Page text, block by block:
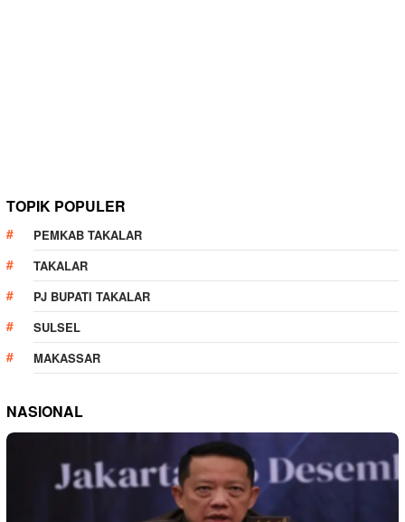
TOPIK POPULER
PEMKAB TAKALAR
TAKALAR
PJ BUPATI TAKALAR
SULSEL
MAKASSAR
NASIONAL